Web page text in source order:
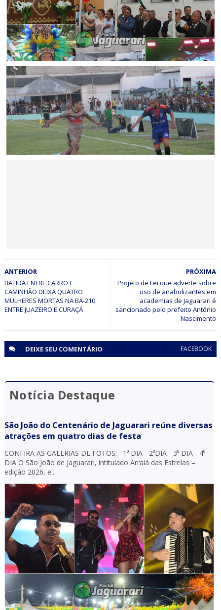
FESTEJOS
Jaguarari celebra centenário com missa, ato cívico e
programação comemorativa
Minério extraído de Jaguarari coloca o município entre os
principais exportadores da Bahia em 2026
PRÓXIMA
Projeto de Lei que adverte sobre
uso de anabolizantes em
academias de Jaguarari é
sancionado pelo prefeito Antônio
Nascimento
ANTERIOR
BATIDA ENTRE CARRO E
CAMINHÃO DEIXA QUATRO
MULHERES MORTAS NA BA-210
ENTRE JUAZEIRO E CURAÇÁ
DEIXE SEU COMENTÁRIO FACEBOOK
Notícia Destaque
São João do Centenário de Jaguarari reúne diversas
atrações em quatro dias de festa
CONFIRA AS GALERIAS DE FOTOS: 1⁰ DIA - 2⁰DIA - 3⁰ DIA - 4⁰
DIA O São João de Jaguarari, intitulado Arraiá das Estrelas –
edição 2026, e...